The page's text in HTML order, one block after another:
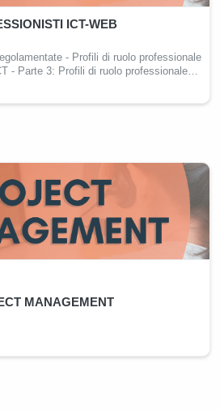
ICT-WEB
- Profili di ruolo professionale
- Parte 3: Profili di ruolo professionale
MANAGEMENT